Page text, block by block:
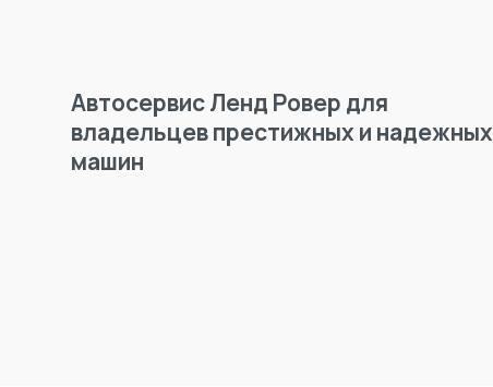
Автосервис Ленд Ровер для
владельцев престижных и надежных
машин